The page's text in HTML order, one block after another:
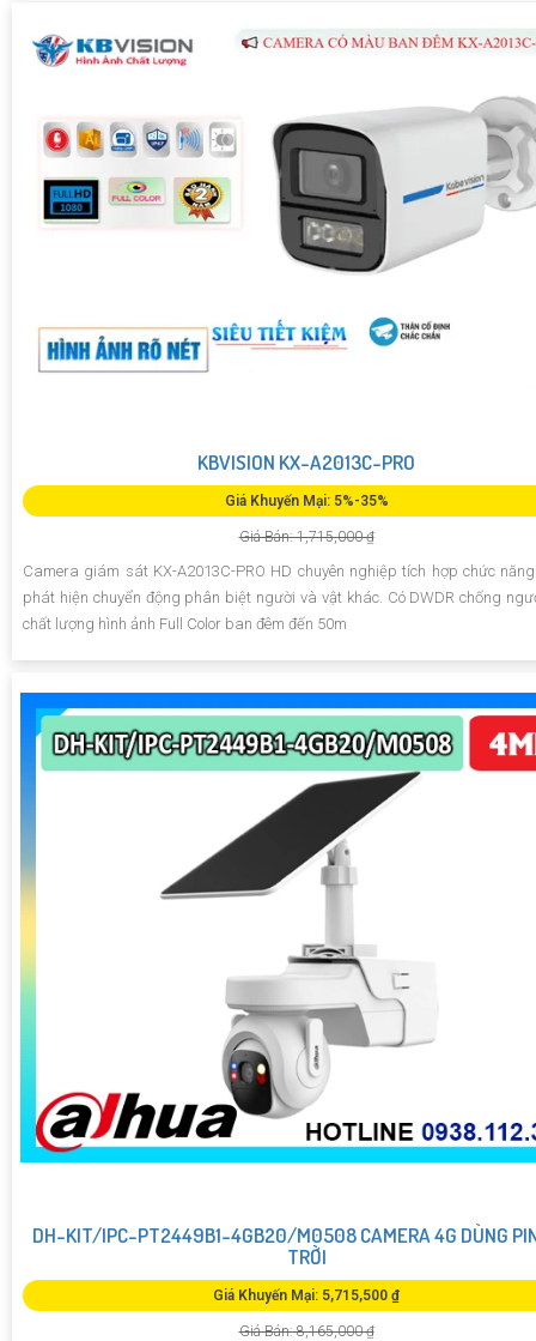
KBVISION KX-A2013C-PRO
Giá Khuyến Mại: 5%-35%
Giá Bán: 1,715,000 ₫
Camera giám sát KX-A2013C-PRO HD chuyên nghiệp tích hợp chức
phát hiện chuyển động phân biệt người và vật khác. Có DWDR chống
chất lượng hình ảnh Full Color ban đêm đến 50m
DH-KIT/IPC-PT2449B1-4GB20/M0508 CAMERA 4G DÙNG
TRỜI
Giá Khuyến Mại: 5,715,500 ₫
Giá Bán: 8,165,000 ₫